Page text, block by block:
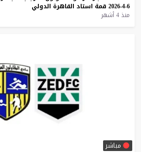
6-4-2026
قمة استاد القاهرة الدولي
منذ 4 أشهر
مباشر